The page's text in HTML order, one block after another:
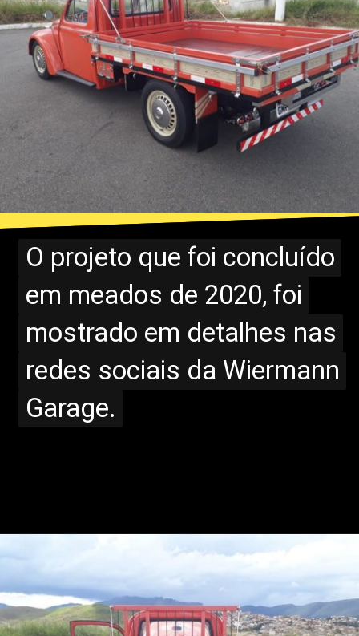
O projeto que foi concluído
em meados de 2020, foi
mostrado em detalhes nas
redes sociais da Wiermann
Garage.
O projeto que foi concluído
em meados de 2020, foi
mostrado em detalhes nas
redes sociais da Wiermann
Garage.